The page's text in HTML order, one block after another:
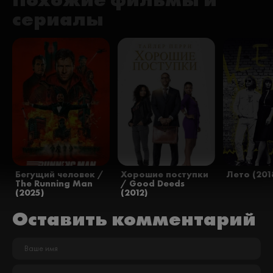
Бегущий человек /
The Running Man
(2025)
Хорошие поступки
/ Good Deeds
(2012)
Лето
Оставить комментарий